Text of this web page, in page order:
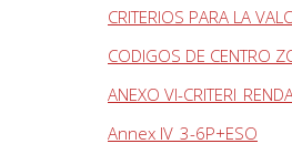
CRITERIOS PARA LA
CODIGOS DE CENTRO
ANEXO VI-
Annex IV_3-6P+ESO